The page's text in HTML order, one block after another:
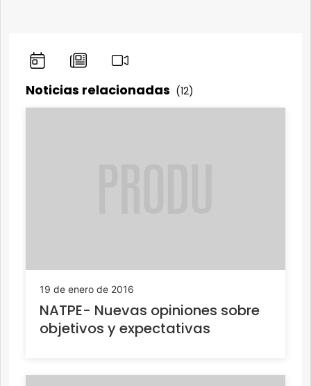
Noticias relacionadas (12)
19 de enero de 2016
NATPE- Nuevas opiniones sobre
objetivos y expectativas